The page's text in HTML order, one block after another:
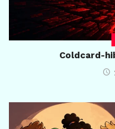
Coldcard-